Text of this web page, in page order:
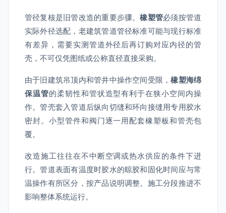
管径复核是旧管改造的重要步骤。橡塑管必须按管道
实际外径选配，老建筑管道管径标准可能与现行标准
有差异，需要实测管道外径后再订购对应内径的管
壳，不可仅凭图纸或公称直径直接采购。
由于旧建筑吊顶内和管井中操作空间受限，橡塑海绵
保温管的柔韧性和管状造型有利于在狭小空间内操
作。管壳套入管道后纵向切缝和环向接缝用专用胶水
密封。小型管件和阀门逐一用配套橡塑板和管壳包
覆。
改造施工往往在不中断空调或热水供应的条件下进
行。管道表面有温度时胶水的晾胶和固化时间应与常
温操作有所区分，按产品说明调整。施工分段推进不
影响整体系统运行。